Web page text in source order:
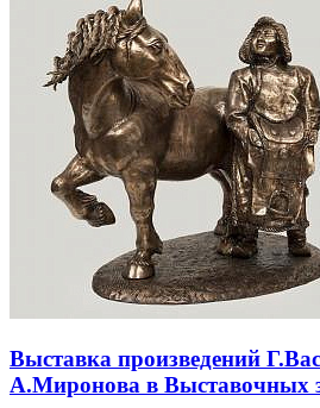
Выставка произведений
А.Миронова в Выставочных